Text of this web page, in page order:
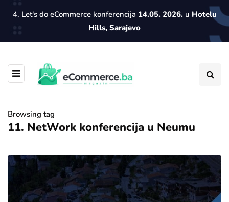
4. Let's do eCommerce konferencija 14.05. 2026.u Hotelu
Hills, Sarajevo
Browsing tag
11. NetWork konferencija u Neumu